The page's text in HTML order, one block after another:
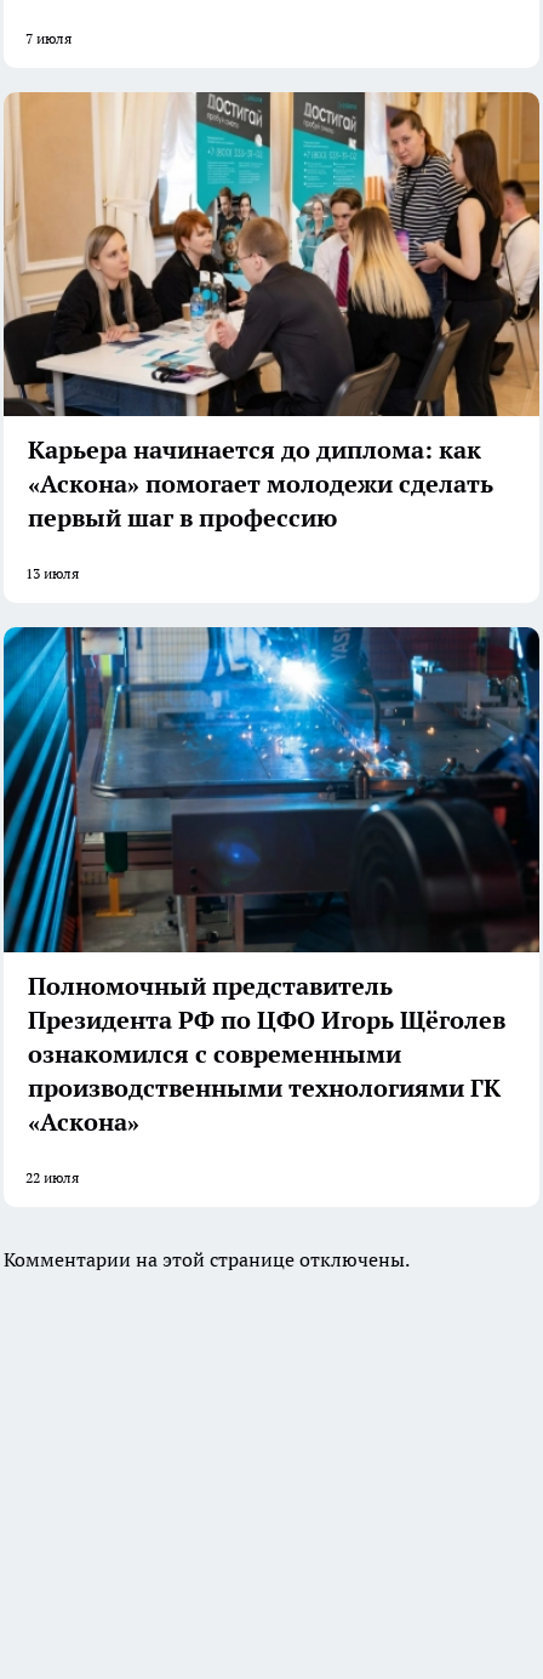
7 июля
Карьера начинается до диплома: как
«Аскона» помогает молодежи сделать
первый шаг в профессию
13 июля
Полномочный представитель
Президента РФ по ЦФО Игорь Щёголев
ознакомился с современными
производственными технологиями ГК
«Аскона»
22 июля
Комментарии на этой странице отключены.